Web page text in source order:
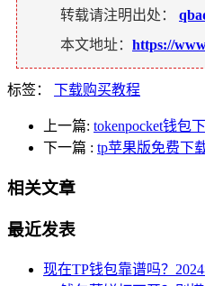
转载请注明出处：
本文地址： https://
标签： 下载购买教程
上一篇: tokenpocket钱包
下一篇 : tp苹果版免费下
相关文章
最近发表
现在TP钱包靠谱吗？